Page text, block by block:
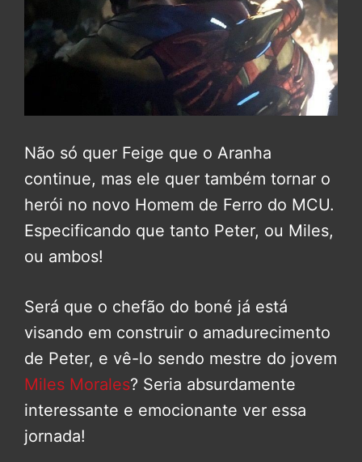
Não só quer Feige que o Aranha
continue, mas ele quer também tornar o
herói no novo Homem de Ferro do MCU.
Especificando que tanto Peter, ou Miles,
ou ambos!
Será que o chefão do boné já está
visando em construir o amadurecimento
de Peter, e vê-lo sendo mestre do jovem
Miles Morales? Seria absurdamente
interessante e emocionante ver essa
jornada!